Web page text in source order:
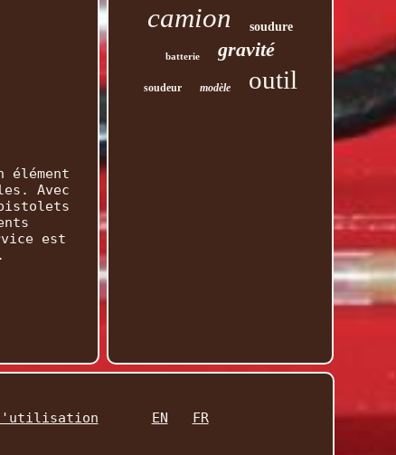
élément
Avec
est
camion soudure
batterie gravité
soudeur modèle outil
EN FR